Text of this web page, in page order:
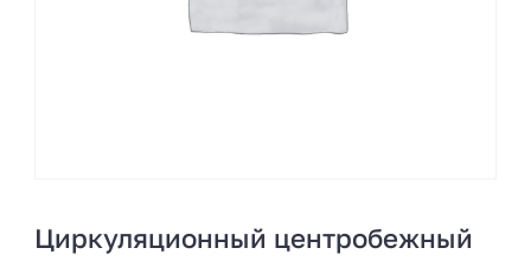
Циркуляционный центробежный